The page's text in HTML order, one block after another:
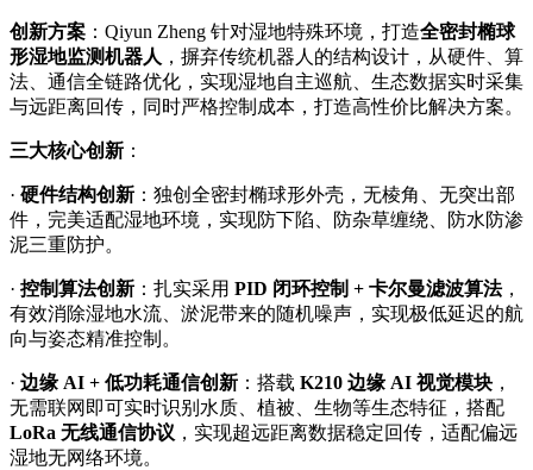
创新方案 ：Qiyun Zheng 针对湿地特殊环境，打造全密封椭球
形湿地监测机器人 ，摒弃传统机器人的结构设计，从硬件、算
法、通信全链路优化，实现湿地自主巡航、生态数据实时采集
与远距离回传，同时严格控制成本，打造高性价比解决方案。
三大核心创新 ：
· 硬件结构创新 ：独创全密封椭球形外壳，无棱角、无突出部
件，完美适配湿地环境，实现防下陷、防杂草缠绕、防水防渗
泥三重防护。
· 控制算法创新 ：扎实采用 PID 闭环控制 + 卡尔曼滤波算法，
有效消除湿地水流、淤泥带来的随机噪声，实现极低延迟的航
向与姿态精准控制。
· 边缘 AI + 低功耗通信创新 ：搭载 K210 边缘 AI 视觉模块 ，
无需联网即可实时识别水质、植被、生物等生态特征，搭配
LoRa 无线通信协议 ，实现超远距离数据稳定回传，适配偏远
湿地无网络环境。